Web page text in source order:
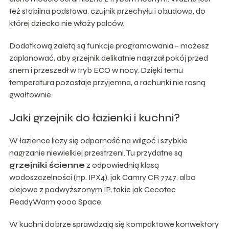
też stabilna podstawa, czujnik przechyłu i obudowa, do
której dziecko nie włoży palców.
Dodatkową zaletą są funkcje programowania – możesz
zaplanować, aby grzejnik delikatnie nagrzał pokój przed
snem i przeszedł w tryb ECO w nocy. Dzięki temu
temperatura pozostaje przyjemna, a rachunki nie rosną
gwałtownie.
Jaki grzejnik do łazienki i kuchni?
W łazience liczy się odporność na wilgoć i szybkie
nagrzanie niewielkiej przestrzeni. Tu przydatne są
grzejniki ścienne z odpowiednią klasą
wodoszczelności (np. IPX4), jak Camry CR 7747, albo
olejowe z podwyższonym IP, takie jak Cecotec
ReadyWarm 9000 Space.
W kuchni dobrze sprawdzają się kompaktowe konwektory